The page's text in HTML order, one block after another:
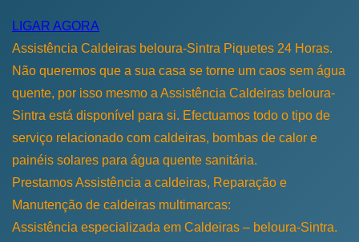
LIGAR AGORA
Assistência Caldeiras beloura-Sintra Piquetes 24 Horas.
Não queremos que a sua casa se torne um caos sem água
quente, por isso mesmo a Assistência Caldeiras beloura-
Sintra está disponível para si. Efectuamos todo o tipo de
serviço relacionado com caldeiras, bombas de calor e
painéis solares para água quente sanitária.
Prestamos Assistência a caldeiras, Reparação e
Manutenção de caldeiras multimarcas:
Assistência especializada em Caldeiras – beloura-Sintra.